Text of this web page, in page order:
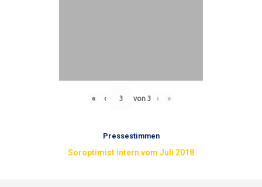
« ‹ von 3 › »
Pressestimmen
Soroptimist intern vom Juli 2018